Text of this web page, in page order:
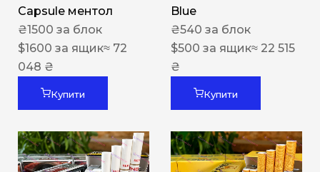
Capsule ментол
₴1500 за блок
$1600 за ящик≈ 72
048 ₴
Купити
Blue
₴540 за блок
$500 за ящик≈ 22 515
₴
Купити